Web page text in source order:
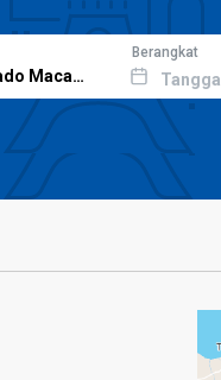
Berangkat
Tanggal